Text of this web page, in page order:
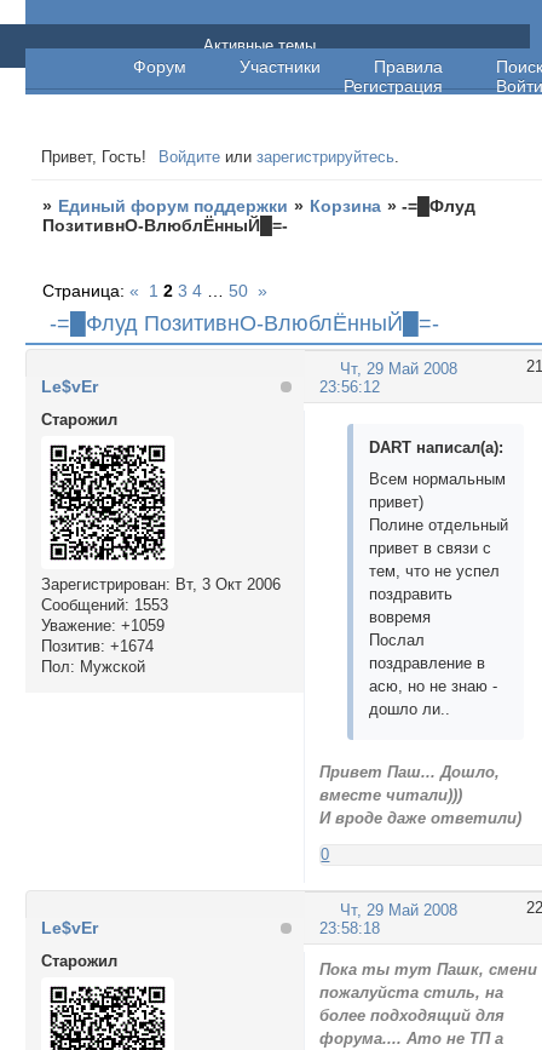
Единый форум поддержки
Форум Участники Правила
Поиск
Регистрация
Войти
Активные темы
Привет, Гость! Войдите илизарегистрируйтесь.
» Единый форум поддержки » Корзина »-=█Флуд
ПозитивнО-ВлюблЁнныЙ█=-
-=█Флуд ПозитивнО-ВлюблЁнныЙ█=-
Страница:« 1 2 3 4 50 »
21
Чт, 29 Май 2008
23:56:12
Le$vEr
Cтарожил
Зарегистрирован: Вт, 3 Окт 2006
Сообщений: 1553
Уважение: +1059
Позитив: +1674
Пол: Мужской
DART написал(а):
Всем нормальным
привет)
Полине отдельный
привет в связи с
тем, что не успел
поздравить
вовремя
Послал
поздравление в
асю, но не знаю -
дошло ли..
Привет Паш... Дошло,
вместе читали)))
И вроде даже ответили)
0
22
Чт, 29 Май 2008
23:58:18
Le$vEr
Cтарожил
Пока ты тут Пашк, смени
пожалуйста стиль, на
более подходящий для
форума.... Ато не ТП а